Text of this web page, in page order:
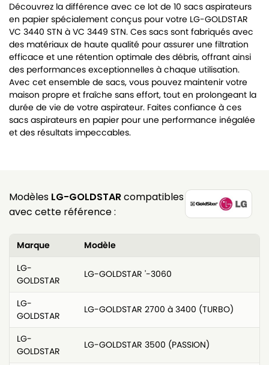
Découvrez la différence avec ce lot de 10 sacs aspirateurs
en papier spécialement conçus pour votre LG-GOLDSTAR
VC 3440 STN à VC 3449 STN. Ces sacs sont fabriqués avec
des matériaux de haute qualité pour assurer une filtration
efficace et une rétention optimale des débris, offrant ainsi
des performances exceptionnelles à chaque utilisation.
Avec cet ensemble de sacs, vous pouvez maintenir votre
maison propre et fraîche sans effort, tout en prolongeant la
durée de vie de votre aspirateur. Faites confiance à ces
sacs aspirateurs en papier pour une performance inégalée
et des résultats impeccables.
Modèles LG-GOLDSTARcompatibles
avec cette référence :
Marque
Modèle
LG-
GOLDSTAR
LG-GOLDSTAR '-3060
LG-
GOLDSTAR
LG-GOLDSTAR 2700 à 3400 (TURBO)
LG-
GOLDSTAR
LG-GOLDSTAR 3500 (PASSION)